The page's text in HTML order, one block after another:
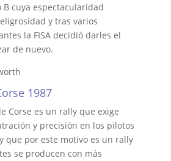
B cuya espectacularidad
y tras varios
la FISA decidió darles el
de nuevo.
1987
Corse es un rally que exige
y precisión en los pilotos
que por este motivo es un rally
se producen con más